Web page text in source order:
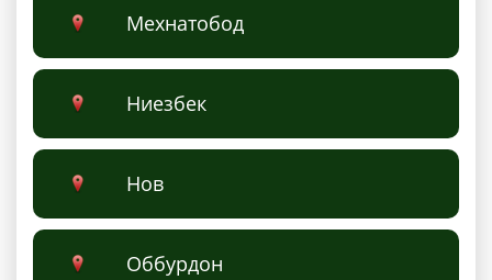
Мехнатобод
Ниезбек
Нов
Оббурдон